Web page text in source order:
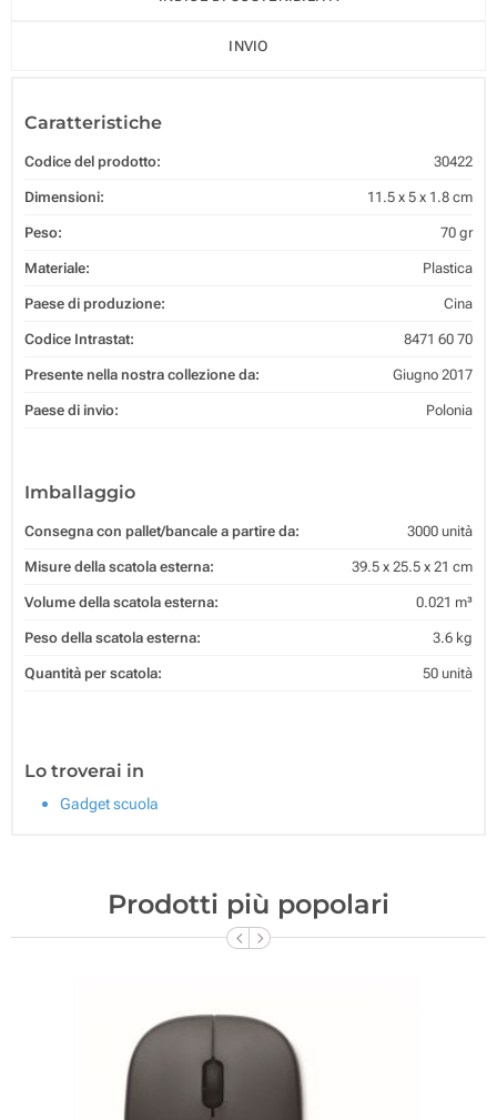
INVIO
Caratteristiche
Codice del prodotto: 30422
Dimensioni: 11.5 x 5 x 1.8 cm
Peso: 70 gr
Materiale: Plastica
Paese di produzione: Cina
Codice Intrastat: 8471 60 70
Presente nella nostra collezione da: Giugno 2017
Paese di invio: Polonia
Imballaggio
Consegna con pallet/bancale a partire da: 3000 unità
Misure della scatola esterna: 39.5 x 25.5 x 21 cm
Volume della scatola esterna: 0.021 m³
Peso della scatola esterna: 3.6 kg
Quantità per scatola: 50 unità
Lo troverai in
Gadget scuola
Prodotti più popolari